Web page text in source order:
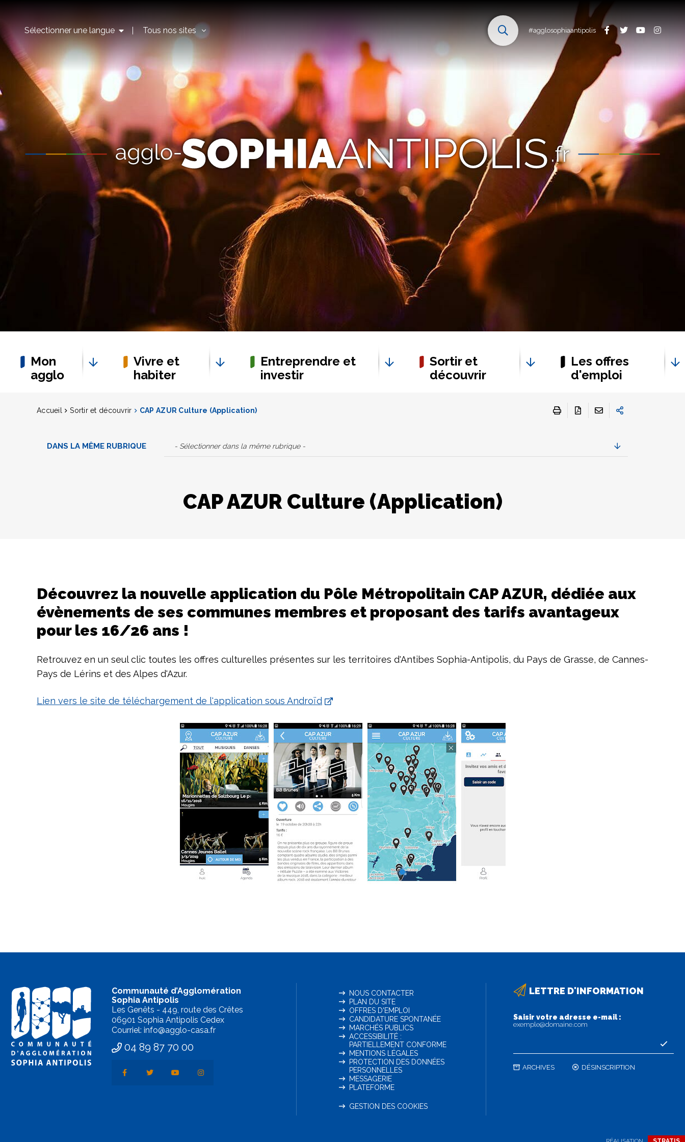
Sélectionner une langue Tous nos sites #agglosophiaantipolis
Mon
agglo
Vivre et
habiter
Entreprendre et
investir
Sortir et
découvrir
Les offres
d'emploi
Accueil Sortir et découvrir CAP AZUR Culture (Application)
DANS LA MÊME RUBRIQUE - Sélectionner dans la même rubrique -
CAP AZUR Culture (Application)
Découvrez la nouvelle application du Pôle Métropolitain CAP AZUR, dédiée aux
évènements de ses communes membres et proposant des tarifs avantageux
pour les 16/26 ans !
Retrouvez en un seul clic toutes les offres culturelles présentes sur les territoires d'Antibes Sophia-Antipolis, du Pays de Grasse, de Cannes-
Pays de Lérins et des Alpes d'Azur.
Lien vers le site de téléchargement de l'application sous Androïd
Communauté d’Agglomération
Sophia Antipolis
Les Genêts - 449, route des Crêtes
06901 Sophia Antipolis Cedex
Courriel: info@agglo-casa.fr
04 89 87 70 00
NOUS CONTACTER
PLAN DU SITE
OFFRES D'EMPLOI
CANDIDATURE SPONTANÉE
MARCHÉS PUBLICS
ACCESSIBILITÉ :
PARTIELLEMENT CONFORME
MENTIONS LÉGALES
PROTECTION DES DONNÉES
PERSONNELLES
MESSAGERIE
PLATEFORME
GESTION DES COOKIES
LETTRE D'INFORMATION
Saisir votre adresse e-mail :
exemple@domaine.com
ARCHIVES DÉSINSCRIPTION